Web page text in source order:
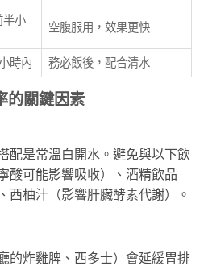
半小
空腹服用，效果更快
時內 務必飯後，配合清水
的關鍵因素
配是常溫白開水。避免與以下飲
酸可能影響吸收）、酒精飲品
西柚汁（影響肝臟酵素代謝）。
的炸雞脾、西多士）會延緩胃排